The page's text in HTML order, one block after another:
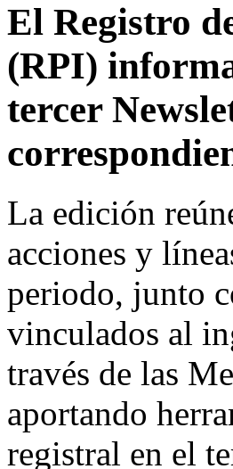
El Registro
(RPI)
tercer
La edición
acciones y
periodo, junto
vinculados al
través de las
aportando
registral en el